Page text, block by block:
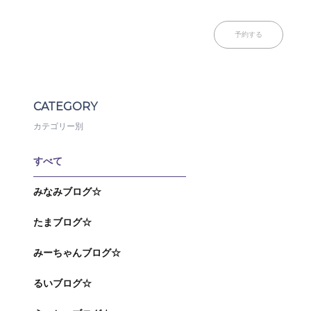
予約する
CATEGORY
カテゴリー別
すべて
みなみブログ☆
たまブログ☆
みーちゃんブログ☆
るいブログ☆